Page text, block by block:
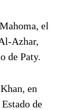
el
Azhar,
de Paty.
en
de